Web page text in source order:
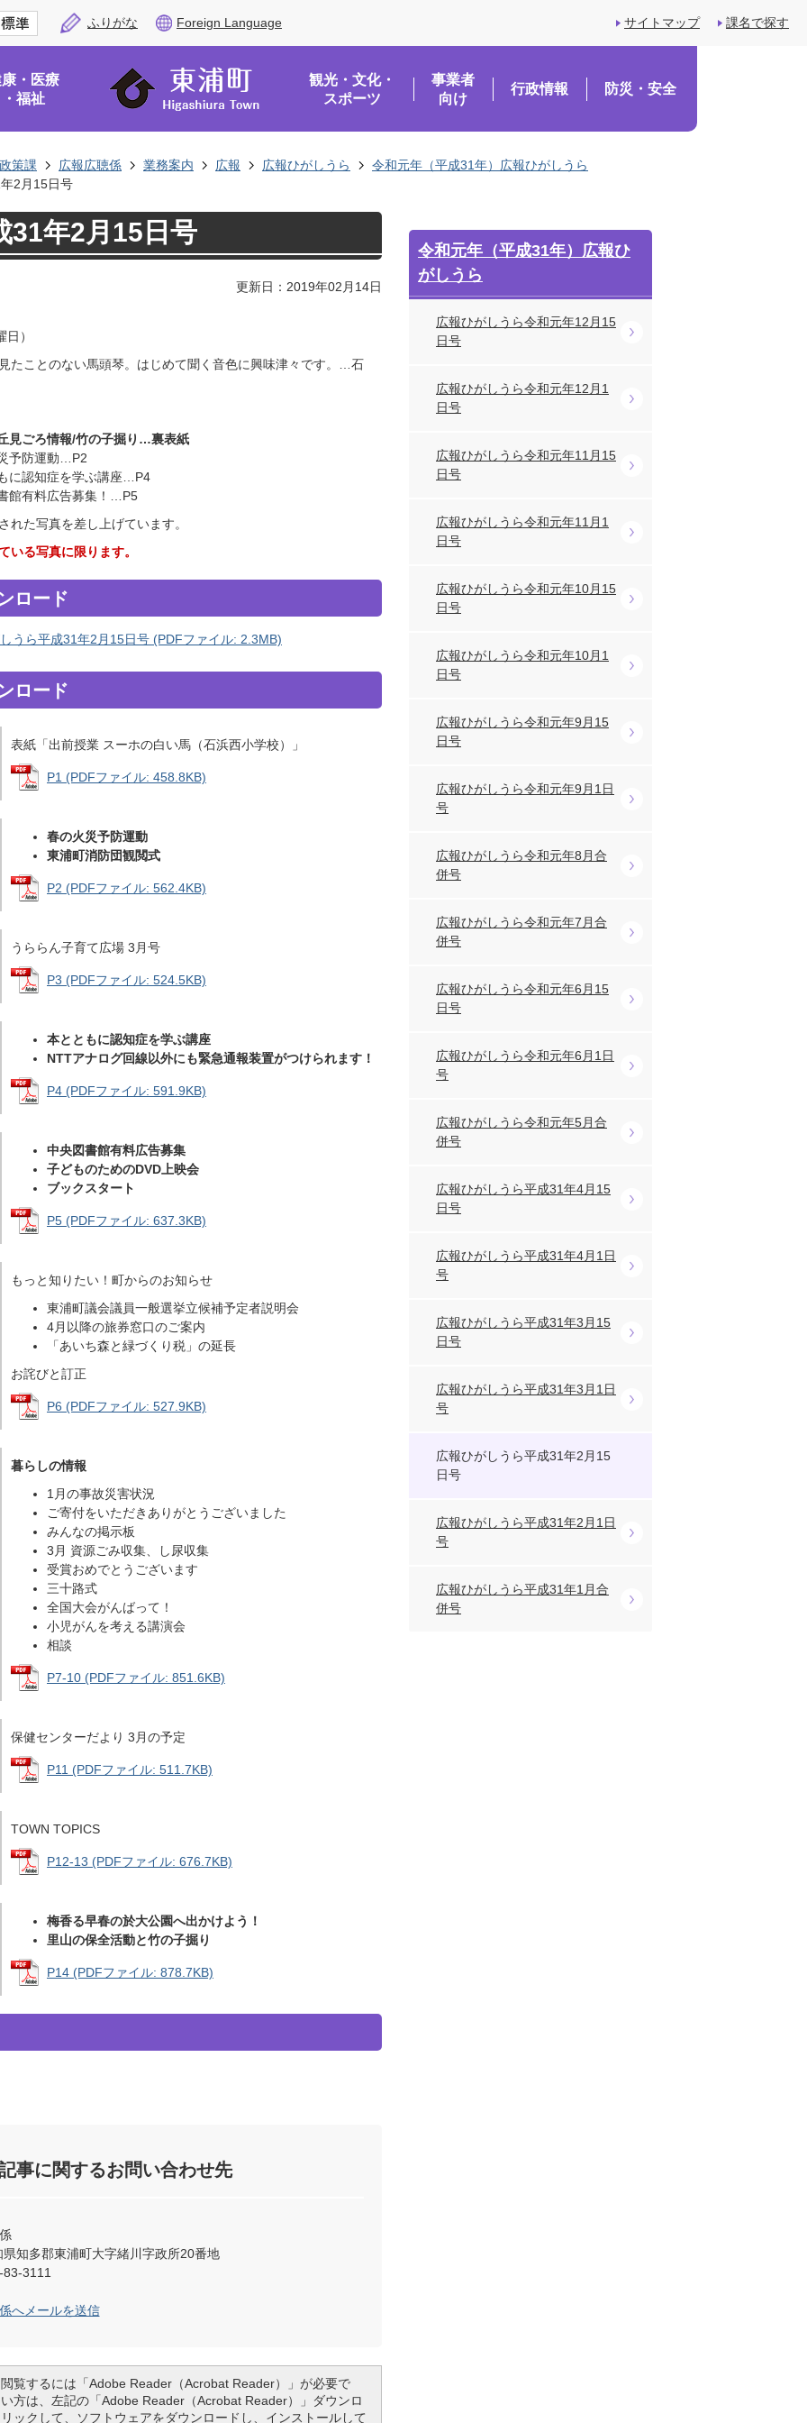
ふりがな Foreign Language サイトマップ 課名で探す
・医療
・福祉
観光・文化・
スポーツ
事業者
向け
行政情報 防災・安全
政策課 広報広聴係 業務案内 広報 広報ひがしうら
令和元年（平成31年）広報ひがしうら
2月15日号
31年2月15日号
更新日：2019年02月14日
）
たことのない馬頭琴。はじめて聞く音色に興味津々です。…石
見ごろ情報/竹の子掘り…裏表紙
予防運動…P2
に認知症を学ぶ講座…P4
館有料広告募集！…P5
れた写真を差し上げています。
いる写真に限ります。
ロード
うら平成31年2月15日号 (PDFファイル: 2.3MB)
ロード
表紙「出前授業 スーホの白い馬（石浜西小学校）」
P1 (PDFファイル: 458.8KB)
春の火災予防運動
東浦町消防団観閲式
P2 (PDFファイル: 562.4KB)
うららん子育て広場 3月号
P3 (PDFファイル: 524.5KB)
本とともに認知症を学ぶ講座
NTTアナログ回線以外にも緊急通報装置がつけられます！
P4 (PDFファイル: 591.9KB)
中央図書館有料広告募集
子どものためのDVD上映会
ブックスタート
P5 (PDFファイル: 637.3KB)
もっと知りたい！町からのお知らせ
東浦町議会議員一般選挙立候補予定者説明会
4月以降の旅券窓口のご案内
「あいち森と緑づくり税」の延長
お詫びと訂正
P6 (PDFファイル: 527.9KB)
暮らしの情報
1月の事故災害状況
ご寄付をいただきありがとうございました
みんなの掲示板
3月 資源ごみ収集、し尿収集
受賞おめでとうございます
三十路式
全国大会がんばって！
小児がんを考える講演会
相談
P7-10 (PDFファイル: 851.6KB)
保健センターだより 3月の予定
P11 (PDFファイル: 511.7KB)
TOWN TOPICS
P12-13 (PDFファイル: 676.7KB)
梅香る早春の於大公園へ出かけよう！
里山の保全活動と竹の子掘り
P14 (PDFファイル: 878.7KB)
事に関するお問い合わせ先
知多郡東浦町大字緒川字政所20番地
3111
へメールを送信
覧するには「Adobe Reader（Acrobat Reader）」が必要で
方は、左記の「Adobe Reader（Acrobat Reader）」ダウンロ
ックして、ソフトウェアをダウンロードし、インストールして
令和元年（平成31年）広報ひ
がしうら
広報ひがしうら令和元年12月15
日号
広報ひがしうら令和元年12月1
日号
広報ひがしうら令和元年11月15
日号
広報ひがしうら令和元年11月1
日号
広報ひがしうら令和元年10月15
日号
広報ひがしうら令和元年10月1
日号
広報ひがしうら令和元年9月15
日号
広報ひがしうら令和元年9月1日
号
広報ひがしうら令和元年8月合
併号
広報ひがしうら令和元年7月合
併号
広報ひがしうら令和元年6月15
日号
広報ひがしうら令和元年6月1日
号
広報ひがしうら令和元年5月合
併号
広報ひがしうら平成31年4月15
日号
広報ひがしうら平成31年4月1日
号
広報ひがしうら平成31年3月15
日号
広報ひがしうら平成31年3月1日
号
広報ひがしうら平成31年2月15
日号
広報ひがしうら平成31年2月1日
号
広報ひがしうら平成31年1月合
併号